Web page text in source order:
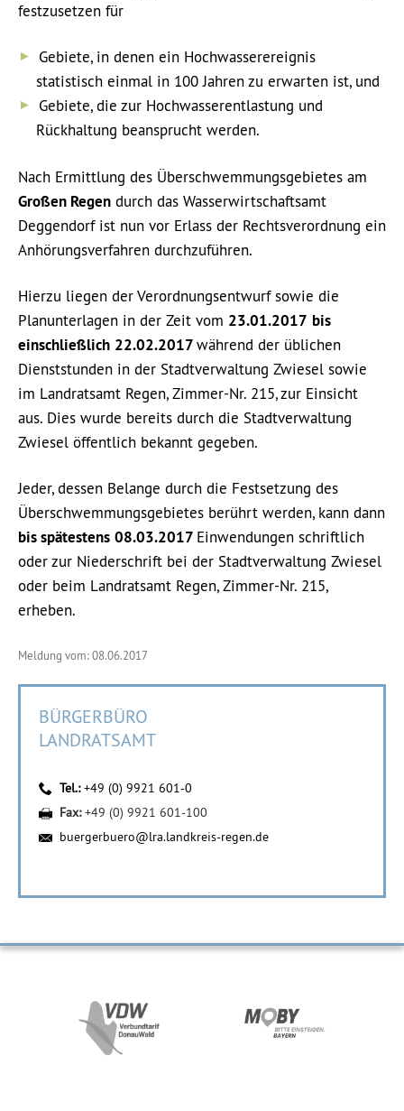
festzusetzen für
Gebiete, in denen ein Hochwasserereignis
statistisch einmal in 100 Jahren zu erwarten ist, und
Gebiete, die zur Hochwasserentlastung und
Rückhaltung beansprucht werden.
Nach Ermittlung des Überschwemmungsgebietes am
Großen Regen durch das Wasserwirtschaftsamt
Deggendorf ist nun vor Erlass der Rechtsverordnung ein
Anhörungsverfahren durchzuführen.
Hierzu liegen der Verordnungsentwurf sowie die
Planunterlagen in der Zeit vom 23.01.2017 bis
einschließlich 22.02.2017während der üblichen
Dienststunden in der Stadtverwaltung Zwiesel sowie
im Landratsamt Regen, Zimmer-Nr. 215, zur Einsicht
aus. Dies wurde bereits durch die Stadtverwaltung
Zwiesel öffentlich bekannt gegeben.
Jeder, dessen Belange durch die Festsetzung des
Überschwemmungsgebietes berührt werden, kann dann
bis spätestens 08.03.2017 Einwendungen schriftlich
oder zur Niederschrift bei der Stadtverwaltung Zwiesel
oder beim Landratsamt Regen, Zimmer-Nr. 215,
erheben.
Meldung vom: 08.06.2017
BÜRGERBÜRO
LANDRATSAMT
Tel.:+49 (0) 9921 601-0
Fax:+49 (0) 9921 601-100
buergerbuero@lra.landkreis-regen.de